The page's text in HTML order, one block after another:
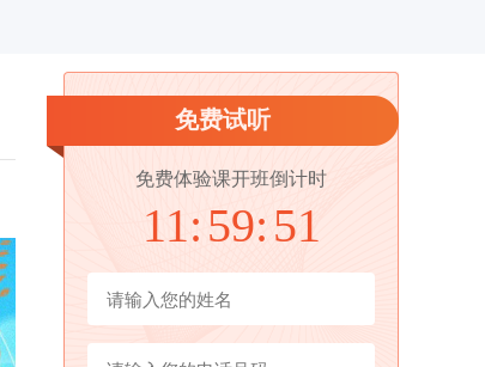
免费试听
免费体验课开班倒计时
11: 59: 50